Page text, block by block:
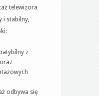
telewizora
i stabilny,
z
odbywa się